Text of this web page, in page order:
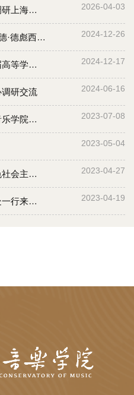
等相关职能部门负责人，以及国家
座谈会由副院长冯磊主持。国家艺
主任夏萍，上海市剧本创作中心副
一级主任科员周云汇陪同调研。座
术基金管理中心长期以来的大力支
也是国家艺术基金成立十周年。上
持国家文化艺术事业创新发展所起
新契机、新平台，促进了学院的学
冯磊详细汇报了上音近十年来国家
了我
我院冯磊副院长率科研处一行调研上海世纪出版集团 2026-04-03
献礼中法建交60周年 ｜ 《克劳德·德彪西书信全集》新书发布暨音乐分享会举行 2024-12-26
喜报｜上音两项成果荣获第九届高等学校科学研究优秀成果奖 2024-12-17
研交流 2024-06-16
国家艺术基金管理中心赴上海音乐学院调研 2023-07-08
2023-05-04
我院参加习近平新时代中国特色社会主义思想学理化研究研讨会 2023-04-27
安徽艺术学院发展规划与科研处一行来我院考察调研 2023-04-19